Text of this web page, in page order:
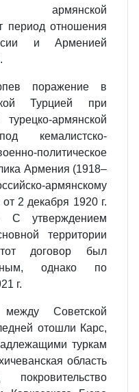
армянской
период отношения
и Арменией
поражение в
Турцией при
армянской
кемалистско-
политическое
Армения (1918–
армянскому
2 декабря 1920 г.
С утверждением
территории
договор был
однако по
г.
между Советской
отошли Карс,
туркам
область